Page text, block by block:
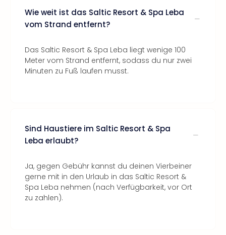
Wie weit ist das Saltic Resort & Spa Leba
vom Strand entfernt?
Das Saltic Resort & Spa Leba liegt wenige 100
Meter vom Strand entfernt, sodass du nur zwei
Minuten zu Fuß laufen musst.
Sind Haustiere im Saltic Resort & Spa
Leba erlaubt?
Ja, gegen Gebühr kannst du deinen Vierbeiner
gerne mit in den Urlaub in das Saltic Resort &
Spa Leba nehmen (nach Verfügbarkeit, vor Ort
zu zahlen).